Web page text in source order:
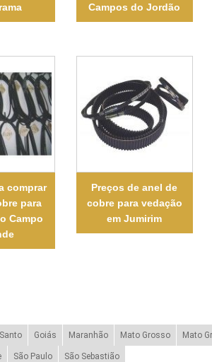
Campos do Jordão
comprar
para
Campo
Preços de anel de
cobre para vedação
em Jumirim
Goiás Maranhão Mato Grosso Mato
São Paulo São Sebastião